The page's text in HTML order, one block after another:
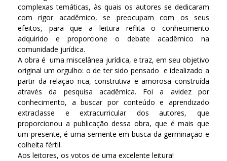
complexas temáticas, às quais os autores se dedicaram
com rigor acadêmico, se preocupam com os seus
efeitos, para que a leitura reflita o conhecimento
adquirido e proporcione o debate acadêmico na
comunidade jurídica.
A obra é uma miscelânea jurídica, e traz, em seu objetivo
original um orgulho: o de ter sido pensado e idealizado a
partir da relação rica, construtiva e amorosa construída
através da pesquisa acadêmica. Foi a avidez por
conhecimento, a buscar por conteúdo e aprendizado
extraclasse e extracurricular dos autores, que
proporcionou a publicação dessa obra, que é mais que
um presente, é uma semente em busca da germinação e
colheita fértil.
Aos leitores, os votos de uma excelente leitura!